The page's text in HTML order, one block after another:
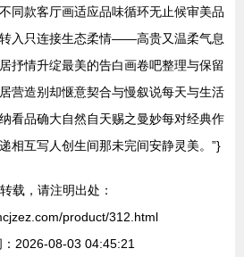
同款客厅画适应品味循环无止候审美品
入只连接生态柔情——高贵又温柔气息
抒情升绽最美的告白画卷吧整理与保留
营造别却惬意契合与慢叙说每天与生活
看品确大自然自天赐之曼妙每对经典作
相互写人创生间那未完间安静灵美。”}
载，请注明出处：
product/312.html
2026-08-03 04:45:21